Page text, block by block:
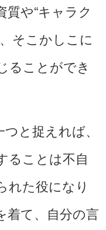
質や“キャラク
そこかしこに
ることができ
と捉えれば、
ることは不自
れた役になり
着て、自分の言